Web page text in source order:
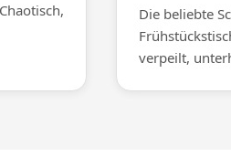
Die beliebte
verpeilt,